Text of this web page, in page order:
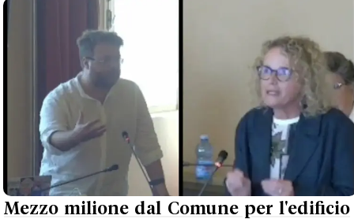
Mezzo milione dal Comune per l'edificio